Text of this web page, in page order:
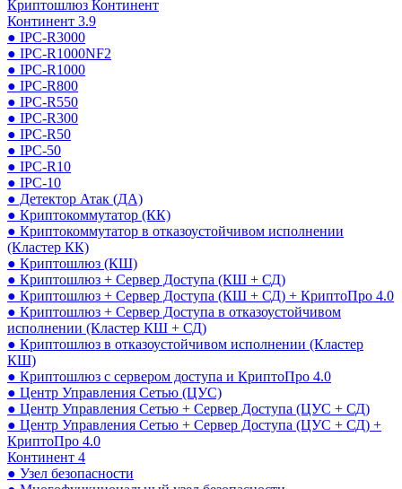
Криптошлюз Континент
Континент 3.9
● IPC-R3000
● IPC-R1000NF2
● IPC-R1000
● IPC-R800
● IPC-R550
● IPC-R300
● IPC-R50
● IPC-50
● IPC-R10
● IPC-10
● Детектор Атак (ДА)
● Криптокоммутатор (КК)
● Криптокоммутатор в отказоустойчивом исполнении
(Кластер КК)
● Криптошлюз (КШ)
● Криптошлюз + Сервер Доступа (КШ + СД)
● Криптошлюз + Сервер Доступа (КШ + СД) + КриптоПро 4.0
● Криптошлюз + Сервер Доступа в отказоустойчивом
исполнении (Кластер КШ + СД)
● Криптошлюз в отказоустойчивом исполнении (Кластер
КШ)
● Криптошлюз с сервером доступа и КриптоПро 4.0
● Центр Управления Сетью (ЦУС)
● Центр Управления Сетью + Сервер Доступа (ЦУС + СД)
● Центр Управления Сетью + Сервер Доступа (ЦУС + СД) +
КриптоПро 4.0
Континент 4
● Узел безопасности